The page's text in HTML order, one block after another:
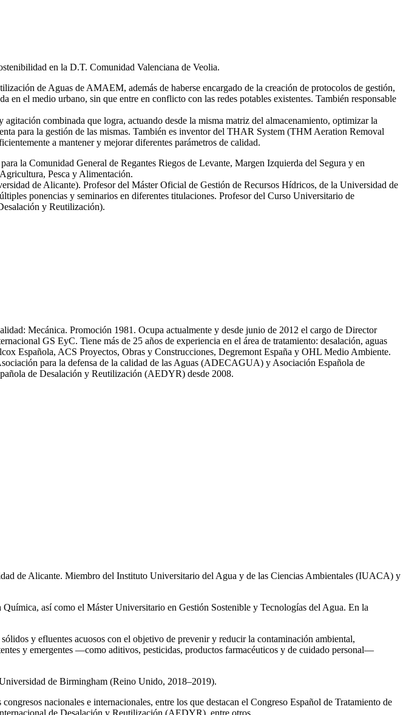
en la D.T. Comunidad Valenciana de Veolia.
de Aguas de AMAEM, además de haberse encargado de la creación de protocolos de gestión,
el medio urbano, sin que entre en conflicto con las redes potables existentes. También responsable
combinada que logra, actuando desde la misma matriz del almacenamiento, optimizar la
para la gestión de las mismas. También es inventor del THAR System (THM Aeration Removal
a mantener y mejorar diferentes parámetros de calidad.
la Comunidad General de Regantes Riegos de Levante, Margen Izquierda del Segura y en
Pesca y Alimentación.
de Alicante). Profesor del Máster Oficial de Gestión de Recursos Hídricos, de la Universidad de
ponencias y seminarios en diferentes titulaciones. Profesor del Curso Universitario de
y Reutilización).
Mecánica. Promoción 1981. Ocupa actualmente y desde junio de 2012 el cargo de Director
GS EyC. Tiene más de 25 años de experiencia en el área de tratamiento: desalación, aguas
Española, ACS Proyectos, Obras y Construcciones, Degremont España y OHL Medio Ambiente.
para la defensa de la calidad de las Aguas (ADECAGUA) y Asociación Española de
de Desalación y Reutilización (AEDYR) desde 2008.
de Alicante. Miembro del Instituto Universitario del Agua y de las Ciencias Ambientales (IUACA) y
así como el Máster Universitario en Gestión Sostenible y Tecnologías del Agua. En la
y efluentes acuosos con el objetivo de prevenir y reducir la contaminación ambiental,
y emergentes —como aditivos, pesticidas, productos farmacéuticos y de cuidado personal—
de Birmingham (Reino Unido, 2018–2019).
nacionales e internacionales, entre los que destacan el Congreso Español de Tratamiento de